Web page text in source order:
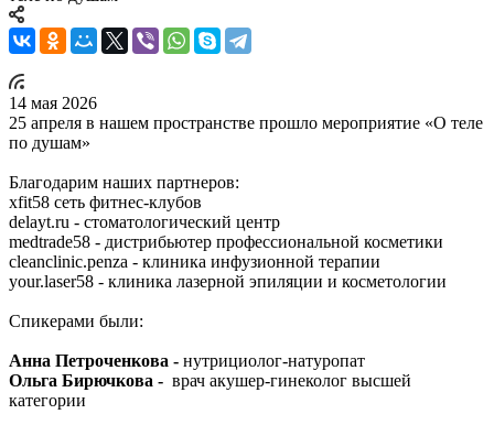
14 мая 2026
25 апреля в нашем пространстве прошло мероприятие «О теле
по душам»
Благодарим наших партнеров:
xfit58 сеть фитнес-клубов
delayt.ru - стоматологический центр
medtrade58 - дистрибьютер профессиональной косметики
cleanclinic.penza - клиника инфузионной терапии
your.laser58 - клиника лазерной эпиляции и косметологии
Спикерами были:
Анна Петроченкова - нутрициолог-натуропат
Ольга Бирючкова - врач акушер-гинеколог высшей
категории